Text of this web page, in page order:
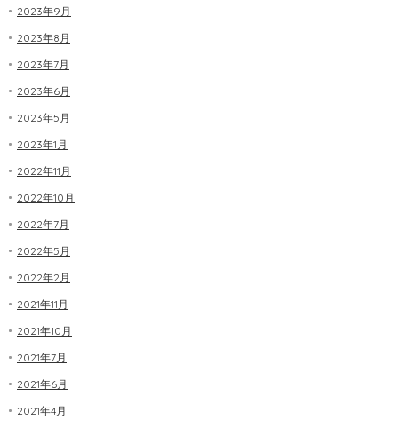
2023年9月
2023年8月
2023年7月
2023年6月
2023年5月
2023年1月
2022年11月
2022年10月
2022年7月
2022年5月
2022年2月
2021年11月
2021年10月
2021年7月
2021年6月
2021年4月